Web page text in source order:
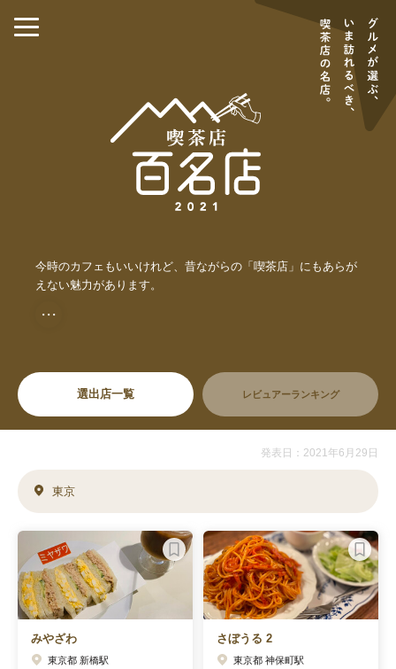
今時のカフェもいいけれど、昔ながらの「喫茶店」にもあらが
えない魅力があります。
・・・
選出店一覧 レビュアーランキング
発表日：2021年6月29日
東京
みやざわ
東京都 新橋駅
さぼうる 2
東京都 神保町駅